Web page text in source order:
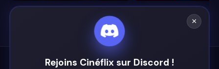
×
Rejoins Cinéflix sur Discord !